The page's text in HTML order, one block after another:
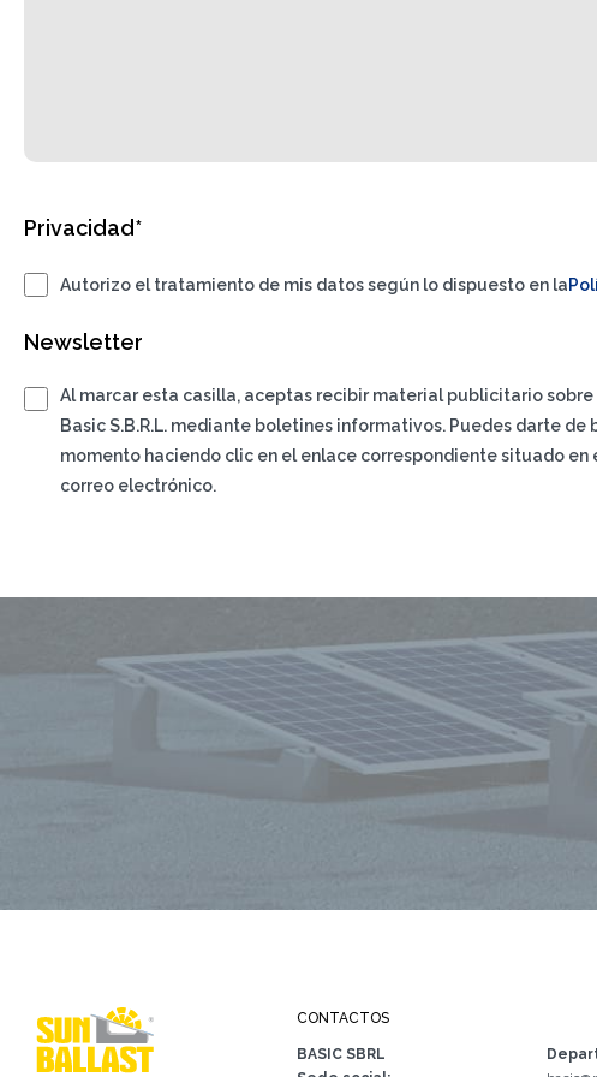
Privacidad*
Autorizo el tratamiento de mis datos según lo dispuesto en la
Newsletter
Al marcar esta casilla, aceptas recibir material publicitario
Basic S.B.R.L. mediante boletines informativos. Puedes darte de
momento haciendo clic en el enlace correspondiente situado en
correo electrónico.
CONTACTOS
BASIC SBRL